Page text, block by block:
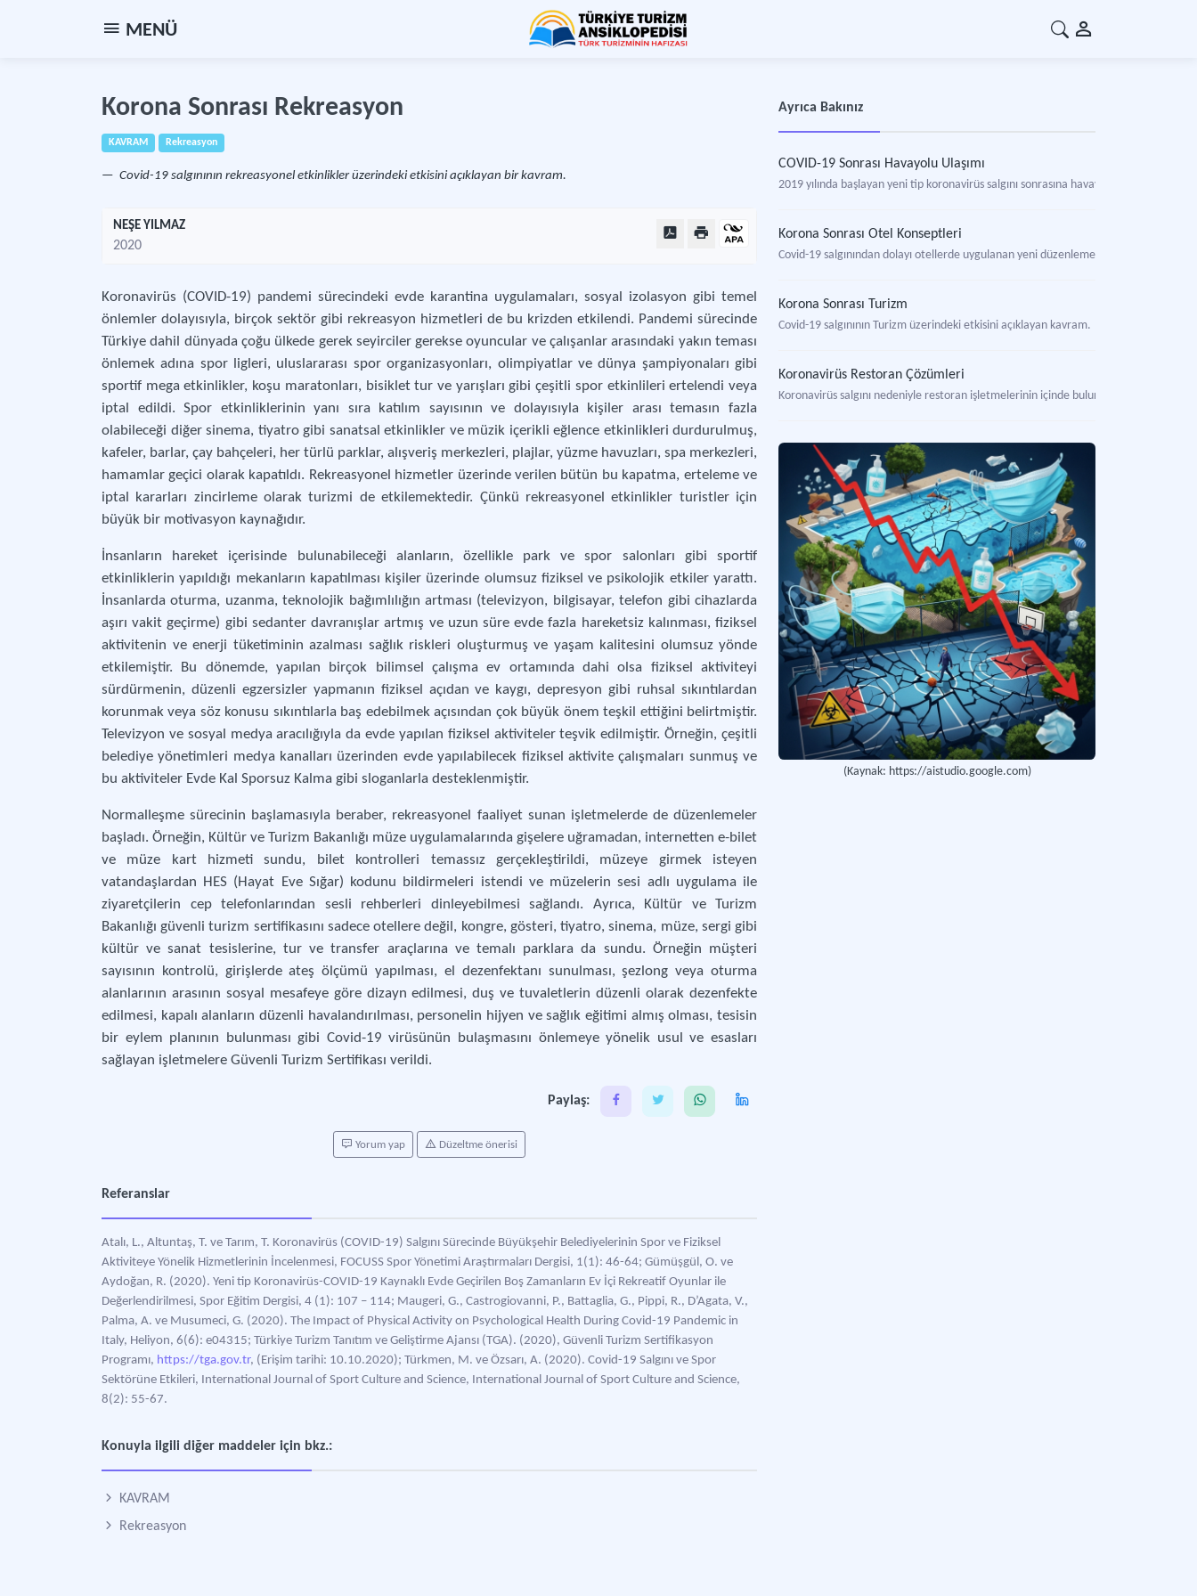
MENÜ
Korona Sonrası Rekreasyon
KAVRAM Rekreasyon
Covid-19 salgınının rekreasyonel etkinlikler üzerindeki etkisini açıklayan bir kavram.
NEŞE YILMAZ
2020
Koronavirüs (COVID-19) pandemi sürecindeki evde karantina uygulamaları, sosyal izolasyon gibi temel
önlemler dolayısıyla, birçok sektör gibi rekreasyon hizmetleri de bu krizden etkilendi. Pandemi sürecinde
Türkiye dahil dünyada çoğu ülkede gerek seyirciler gerekse oyuncular ve çalışanlar arasındaki yakın teması
önlemek adına spor ligleri, uluslararası spor organizasyonları, olimpiyatlar ve dünya şampiyonaları gibi
sportif mega etkinlikler, koşu maratonları, bisiklet tur ve yarışları gibi çeşitli spor etkinlileri ertelendi veya
iptal edildi. Spor etkinliklerinin yanı sıra katılım sayısının ve dolayısıyla kişiler arası temasın fazla
olabileceği diğer sinema, tiyatro gibi sanatsal etkinlikler ve müzik içerikli eğlence etkinlikleri durdurulmuş,
kafeler, barlar, çay bahçeleri, her türlü parklar, alışveriş merkezleri, plajlar, yüzme havuzları, spa merkezleri,
hamamlar geçici olarak kapatıldı. Rekreasyonel hizmetler üzerinde verilen bütün bu kapatma, erteleme ve
iptal kararları zincirleme olarak turizmi de etkilemektedir. Çünkü rekreasyonel etkinlikler turistler için
büyük bir motivasyon kaynağıdır.
İnsanların hareket içerisinde bulunabileceği alanların, özellikle park ve spor salonları gibi sportif
etkinliklerin yapıldığı mekanların kapatılması kişiler üzerinde olumsuz fiziksel ve psikolojik etkiler yarattı.
İnsanlarda oturma, uzanma, teknolojik bağımlılığın artması (televizyon, bilgisayar, telefon gibi cihazlarda
aşırı vakit geçirme) gibi sedanter davranışlar artmış ve uzun süre evde fazla hareketsiz kalınması, fiziksel
aktivitenin ve enerji tüketiminin azalması sağlık riskleri oluşturmuş ve yaşam kalitesini olumsuz yönde
etkilemiştir. Bu dönemde, yapılan birçok bilimsel çalışma ev ortamında dahi olsa fiziksel aktiviteyi
sürdürmenin, düzenli egzersizler yapmanın fiziksel açıdan ve kaygı, depresyon gibi ruhsal sıkıntılardan
korunmak veya söz konusu sıkıntılarla baş edebilmek açısından çok büyük önem teşkil ettiğini belirtmiştir.
Televizyon ve sosyal medya aracılığıyla da evde yapılan fiziksel aktiviteler teşvik edilmiştir. Örneğin, çeşitli
belediye yönetimleri medya kanalları üzerinden evde yapılabilecek fiziksel aktivite çalışmaları sunmuş ve
bu aktiviteler Evde Kal Sporsuz Kalma gibi sloganlarla desteklenmiştir.
Normalleşme sürecinin başlamasıyla beraber, rekreasyonel faaliyet sunan işletmelerde de düzenlemeler
başladı. Örneğin, Kültür ve Turizm Bakanlığı müze uygulamalarında gişelere uğramadan, internetten e-bilet
ve müze kart hizmeti sundu, bilet kontrolleri temassız gerçekleştirildi, müzeye girmek isteyen
vatandaşlardan HES (Hayat Eve Sığar) kodunu bildirmeleri istendi ve müzelerin sesi adlı uygulama ile
ziyaretçilerin cep telefonlarından sesli rehberleri dinleyebilmesi sağlandı. Ayrıca, Kültür ve Turizm
Bakanlığı güvenli turizm sertifikasını sadece otellere değil, kongre, gösteri, tiyatro, sinema, müze, sergi gibi
kültür ve sanat tesislerine, tur ve transfer araçlarına ve temalı parklara da sundu. Örneğin müşteri
sayısının kontrolü, girişlerde ateş ölçümü yapılması, el dezenfektanı sunulması, şezlong veya oturma
alanlarının arasının sosyal mesafeye göre dizayn edilmesi, duş ve tuvaletlerin düzenli olarak dezenfekte
edilmesi, kapalı alanların düzenli havalandırılması, personelin hijyen ve sağlık eğitimi almış olması, tesisin
bir eylem planının bulunması gibi Covid-19 virüsünün bulaşmasını önlemeye yönelik usul ve esasları
sağlayan işletmelere Güvenli Turizm Sertifikası verildi.
Paylaş:
Yorum yap Düzeltme önerisi
Referanslar
Atalı, L., Altuntaş, T. ve Tarım, T. Koronavirüs (COVID-19) Salgını Sürecinde Büyükşehir Belediyelerinin Spor ve Fiziksel
Aktiviteye Yönelik Hizmetlerinin İncelenmesi, FOCUSS Spor Yönetimi Araştırmaları Dergisi, 1(1): 46-64; Gümüşgül, O. ve
Aydoğan, R. (2020). Yeni tip Koronavirüs-COVID-19 Kaynaklı Evde Geçirilen Boş Zamanların Ev İçi Rekreatif Oyunlar ile
Değerlendirilmesi, Spor Eğitim Dergisi, 4 (1): 107 – 114; Maugeri, G., Castrogiovanni, P., Battaglia, G., Pippi, R., D’Agata, V.,
Palma, A. ve Musumeci, G. (2020). The Impact of Physical Activity on Psychological Health During Covid-19 Pandemic in
Italy, Heliyon, 6(6): e04315; Türkiye Turizm Tanıtım ve Geliştirme Ajansı (TGA). (2020), Güvenli Turizm Sertifikasyon
Programı, https://tga.gov.tr, (Erişim tarihi: 10.10.2020); Türkmen, M. ve Özsarı, A. (2020). Covid-19 Salgını ve Spor
Sektörüne Etkileri, International Journal of Sport Culture and Science, International Journal of Sport Culture and Science,
8(2): 55-67.
Konuyla ilgili diğer maddeler için bkz.:
KAVRAM
Rekreasyon
Ayrıca Bakınız
COVID-19 Sonrası Havayolu Ulaşımı
2019 yılında başlayan yeni tip koronavirüs salgını sonrasına havayolu ulaşımında
Korona Sonrası Otel Konseptleri
Covid-19 salgınından dolayı otellerde uygulanan yeni düzenlemeleri ifade eden bir
Korona Sonrası Turizm
Covid-19 salgınının Turizm üzerindeki etkisini açıklayan kavram.
Koronavirüs Restoran Çözümleri
Koronavirüs salgını nedeniyle restoran işletmelerinin içinde bulunduğu durumdan
Aile Rekreasyonu
Aile üyelerinin birlikte geçirdiği serbest zaman aktiviteleri ve eğlenceli etkinlikler
Uyarlanabilir Rekreasyon
Hem engelli bireylerin hem de ileri yaş/ hamilelik gibi durumlar sebebiyle hareket
(Kaynak: https://aistudio.google.com)